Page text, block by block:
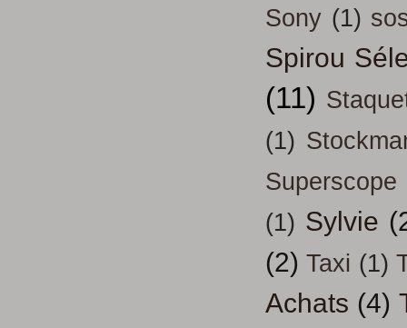
Sony (1)
Spirou
(11)
(1)
Superscope
(1) Sylvie
(2) Taxi (1)
Achats (4)